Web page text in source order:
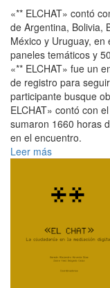
«** ELCHAT» contó
de Argentina, Bolivia,
México y Uruguay,
paneles temáticos y
«** ELCHAT» fue un
de registro para
participante busque
ELCHAT» contó con
sumaron 1660 horas
en el encuentro.
Leer más